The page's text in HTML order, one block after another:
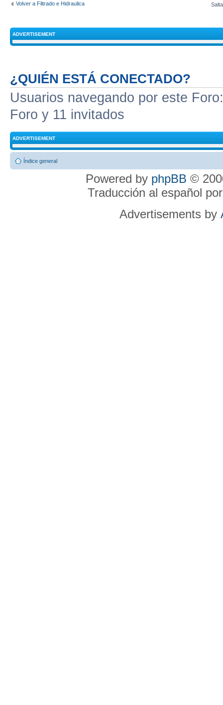
Volver a Filtrado e Hidraulica
ADVERTISEMENT
¿QUIÉN ESTÁ CONECTADO?
Usuarios navegando por este
Foro y 11 invitados
ADVERTISEMENT
Índice general
Powered by phpBB ©
Traducción al español
Advertisements by